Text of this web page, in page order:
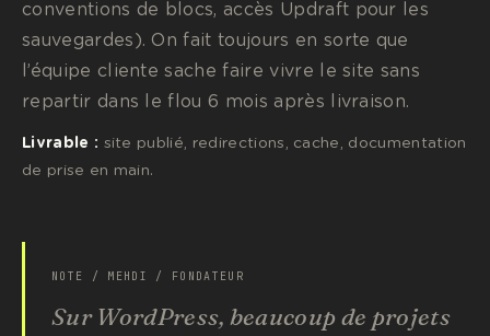
conventions de blocs, accès Updraft pour les
sauvegardes). On fait toujours en sorte que
l’équipe cliente sache faire vivre le site sans
repartir dans le flou 6 mois après livraison.
Livrable : site publié, redirections, cache, documentation
de prise en main.
NOTE / MEHDI / FONDATEUR
Sur WordPress, beaucoup de projets